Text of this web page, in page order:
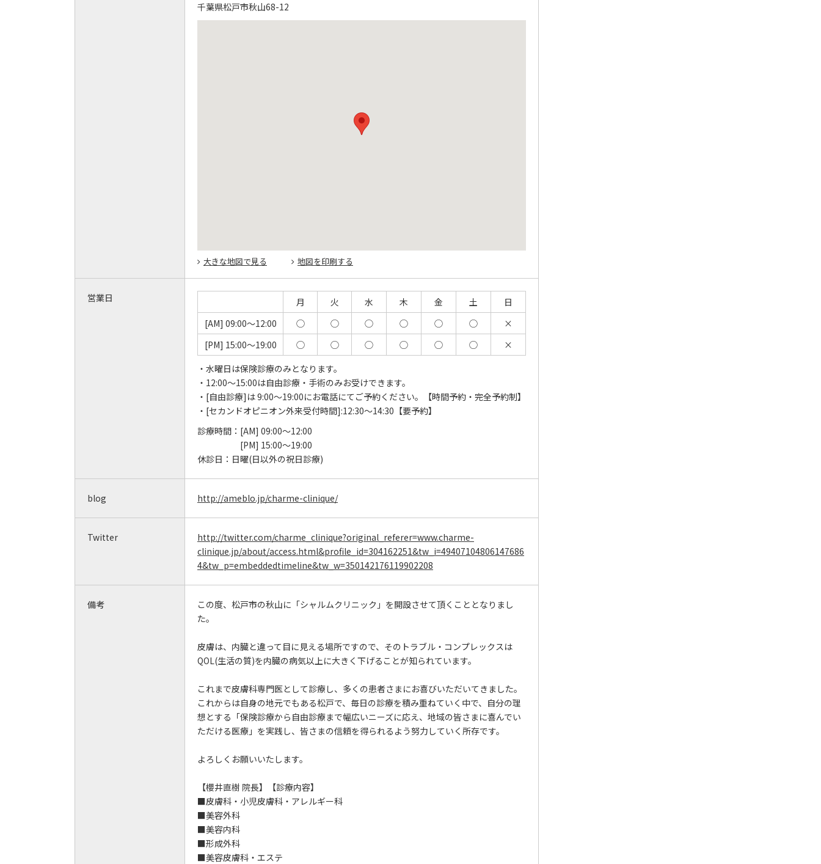
千葉県松戸市秋山68-12
大きな地図で見る 地図を印刷する
営業日 月 火 水 木 金 土
日
[AM] 09:00～12:00
◯ ◯ ◯ ◯ ◯ ◯
×
[PM] 15:00～19:00
◯ ◯ ◯ ◯ ◯ ◯
×
・水曜日は保険診療のみとなります。
・12:00～15:00は自由診療・手術のみお受けできます。
・[自由診療]は 9:00～19:00にお電話にてご予約ください。【時間予約・完全予約制】
・[セカンドオピニオン外来受付時間]:12:30～14:30【要予約】
診療時間： [AM] 09:00～12:00
[PM] 15:00～19:00
休診日： 日曜(日以外の祝日診療)
blog http://ameblo.jp/charme-clinique/
Twitter
http://twitter.com/charme_clinique?original_referer=www.charme-
clinique.jp/about/access.html&profile_id=304162251&tw_i=49407104806147686
4&tw_p=embeddedtimeline&tw_w=350142176119902208
備考
この度、松戸市の秋山に「シャルムクリニック」を開設させて頂くこととなりまし
た。
皮膚は、内臓と違って目に見える場所ですので、そのトラブル・コンプレックスは
QOL(生活の質)を内臓の病気以上に大きく下げることが知られています。
これまで皮膚科専門医として診療し、多くの患者さまにお喜びいただいてきました。
これからは自身の地元でもある松戸で、毎日の診療を積み重ねていく中で、自分の理
想とする「保険診療から自由診療まで幅広いニーズに応え、地域の皆さまに喜んでい
ただける医療」を実践し、皆さまの信頼を得られるよう努力していく所存です。
よろしくお願いいたします。
【櫻井直樹 院長】【診療内容】
■皮膚科・小児皮膚科・アレルギー科
■美容外科
■美容内科
■形成外科
■美容皮膚科・エステ